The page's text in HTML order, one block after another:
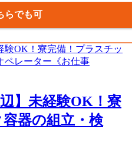
らでも可
】未経験OK！寮
器の組立・検